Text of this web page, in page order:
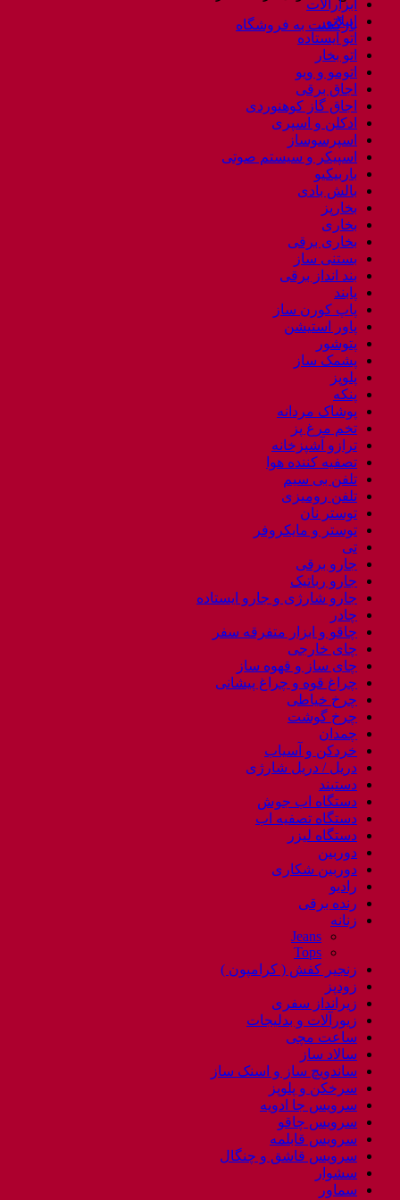
بازگشت به فروشگاه
ابزارآلات
اپیلاتور
اتو ایستاده
اتو بخار
اتومو و ویو
اجاق برقی
اجاق گاز کوهنوردی
ادکلن و اسپری
اسپرسوساز
اسپیکر و سیستم صوتی
باربیکیو
بالش بادی
بخارپز
بخاری
بخاری برقی
بستنی ساز
بند انداز برقی
پابند
پاپ کورن ساز
پاور استیشن
پتوشور
پشمک ساز
پلوپز
پنکه
پوشاک مردانه
تخم مرغ پز
ترازو آشپزخانه
تصفیه کننده هوا
تلفن بی سیم
تلفن رومیزی
توستر نان
توستر و مایکروفر
تی
جارو برقی
جارو رباتیک
جارو شارژی و جارو ایستاده
چادر
چاقو و ابزار متفرقه سفر
چای خارجی
چای ساز و قهوه ساز
چراغ قوه و چراغ پیشانی
چرخ خیاطی
چرخ گوشت
چمدان
خردکن و آسیاب
دریل / دریل شارژی
دستبند
دستگاه اب جوش
دستگاه تصفیه اب
دستگاه لیزر
دوربین
دوربین شکاری
رادیو
رنده برقی
زنانه
Jeans
Tops
زنجیر کفش ( کرامپون )
زودپز
زیرانداز سفری
زیورآلات و بدلیجات
ساعت مچی
سالاد ساز
ساندویچ ساز و اسنک ساز
سرخکن و پلوپز
سرویس جا ادویه
سرویس چاقو
سرویس قابلمه
سرویس قاشق و چنگال
سشوار
سماور